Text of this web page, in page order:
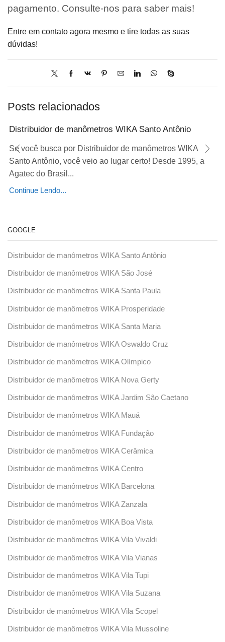
pagamento. Consulte-nos para saber mais!
Entre em contato agora mesmo e tire todas as suas
dúvidas!
Posts relacionados
Distribuidor de manômetros WIKA Santo Antônio
Se você busca por Distribuidor de manômetros WIKA
Santo Antônio, você veio ao lugar certo! Desde 1995, a
Agatec do Brasil...
Continue Lendo...
GOOGLE
Distribuidor de manômetros WIKA Santo Antônio
Distribuidor de manômetros WIKA São José
Distribuidor de manômetros WIKA Santa Paula
Distribuidor de manômetros WIKA Prosperidade
Distribuidor de manômetros WIKA Santa Maria
Distribuidor de manômetros WIKA Oswaldo Cruz
Distribuidor de manômetros WIKA Olímpico
Distribuidor de manômetros WIKA Nova Gerty
Distribuidor de manômetros WIKA Jardim São Caetano
Distribuidor de manômetros WIKA Mauá
Distribuidor de manômetros WIKA Fundação
Distribuidor de manômetros WIKA Cerâmica
Distribuidor de manômetros WIKA Centro
Distribuidor de manômetros WIKA Barcelona
Distribuidor de manômetros WIKA Zanzala
Distribuidor de manômetros WIKA Boa Vista
Distribuidor de manômetros WIKA Vila Vivaldi
Distribuidor de manômetros WIKA Vila Vianas
Distribuidor de manômetros WIKA Vila Tupi
Distribuidor de manômetros WIKA Vila Suzana
Distribuidor de manômetros WIKA Vila Scopel
Distribuidor de manômetros WIKA Vila Mussoline